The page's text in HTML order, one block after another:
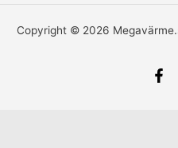
Copyright © 2026